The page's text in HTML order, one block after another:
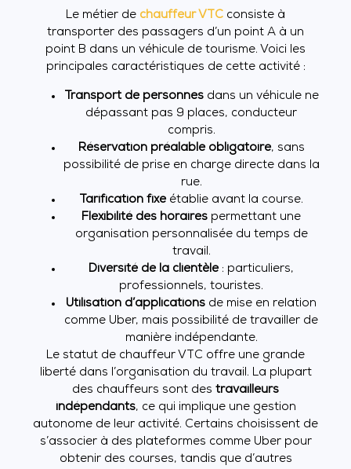
Le métier de chauffeur VTC consiste à
transporter des passagers d’un point A à un
point B dans un véhicule de tourisme. Voici les
principales caractéristiques de cette activité :
Transport de personnesdans un véhicule ne
dépassant pas 9 places, conducteur
compris.
Réservation préalable obligatoire, sans
possibilité de prise en charge directe dans la
rue.
Tarification fixe établie avant la course.
Flexibilité des horaires permettant une
organisation personnalisée du temps de
travail.
Diversité de la clientèle : particuliers,
professionnels, touristes.
Utilisation d’applications de mise en relation
comme Uber, mais possibilité de travailler de
manière indépendante.
Le statut de chauffeur VTC offre une grande
liberté dans l’organisation du travail. La plupart
des chauffeurs sont des travailleurs
indépendants, ce qui implique une gestion
autonome de leur activité. Certains choisissent de
s’associer à des plateformes comme Uber pour
obtenir des courses, tandis que d’autres